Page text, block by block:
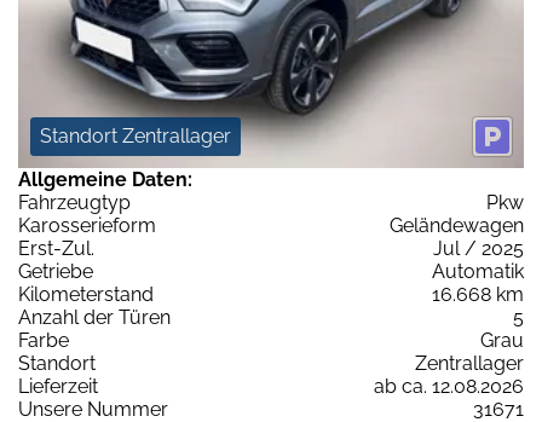
Standort Zentrallager
Allgemeine Daten:
Fahrzeugtyp
Pkw
Karosserieform
Geländewagen
Erst-Zul.
Jul / 2025
Getriebe
Automatik
Kilometerstand
16.668 km
Anzahl der Türen
5
Farbe
Grau
Standort
Zentrallager
Lieferzeit
ab ca. 12.08.2026
Unsere Nummer
31671